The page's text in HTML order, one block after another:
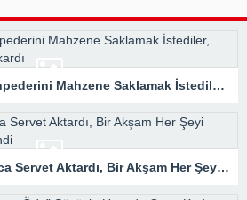
Hapisten Dönen Kayınpederini Mahzene Saklamak İstediler, Gelini Gerçeği Ortaya Çıkardı
Kayınvalidesine Yıllarca Servet Aktardı, Bir Akşam Her Şeyi Değiştiren Gerçeği Öğrendi